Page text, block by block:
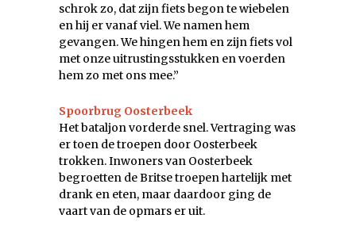
schrok zo, dat zijn fiets begon te wiebelen
en hij er vanaf viel. We namen hem
gevangen. We hingen hem en zijn fiets vol
met onze uitrustingsstukken en voerden
hem zo met ons mee.”
Spoorbrug Oosterbeek
Het bataljon vorderde snel. Vertraging was
er toen de troepen door Oosterbeek
trokken. Inwoners van Oosterbeek
begroetten de Britse troepen hartelijk met
drank en eten, maar daardoor ging de
vaart van de opmars er uit.